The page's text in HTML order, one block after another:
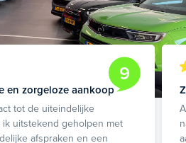
9
en zorgeloze aankoop
tot de uiteindelijke
uitstekend geholpen met
afspraken en een